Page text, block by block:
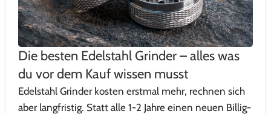
Die besten Edelstahl Grinder – alles was
du vor dem Kauf wissen musst
Edelstahl Grinder kosten erstmal mehr, rechnen sich
aber langfristig. Statt alle 1-2 Jahre einen neuen Billig-